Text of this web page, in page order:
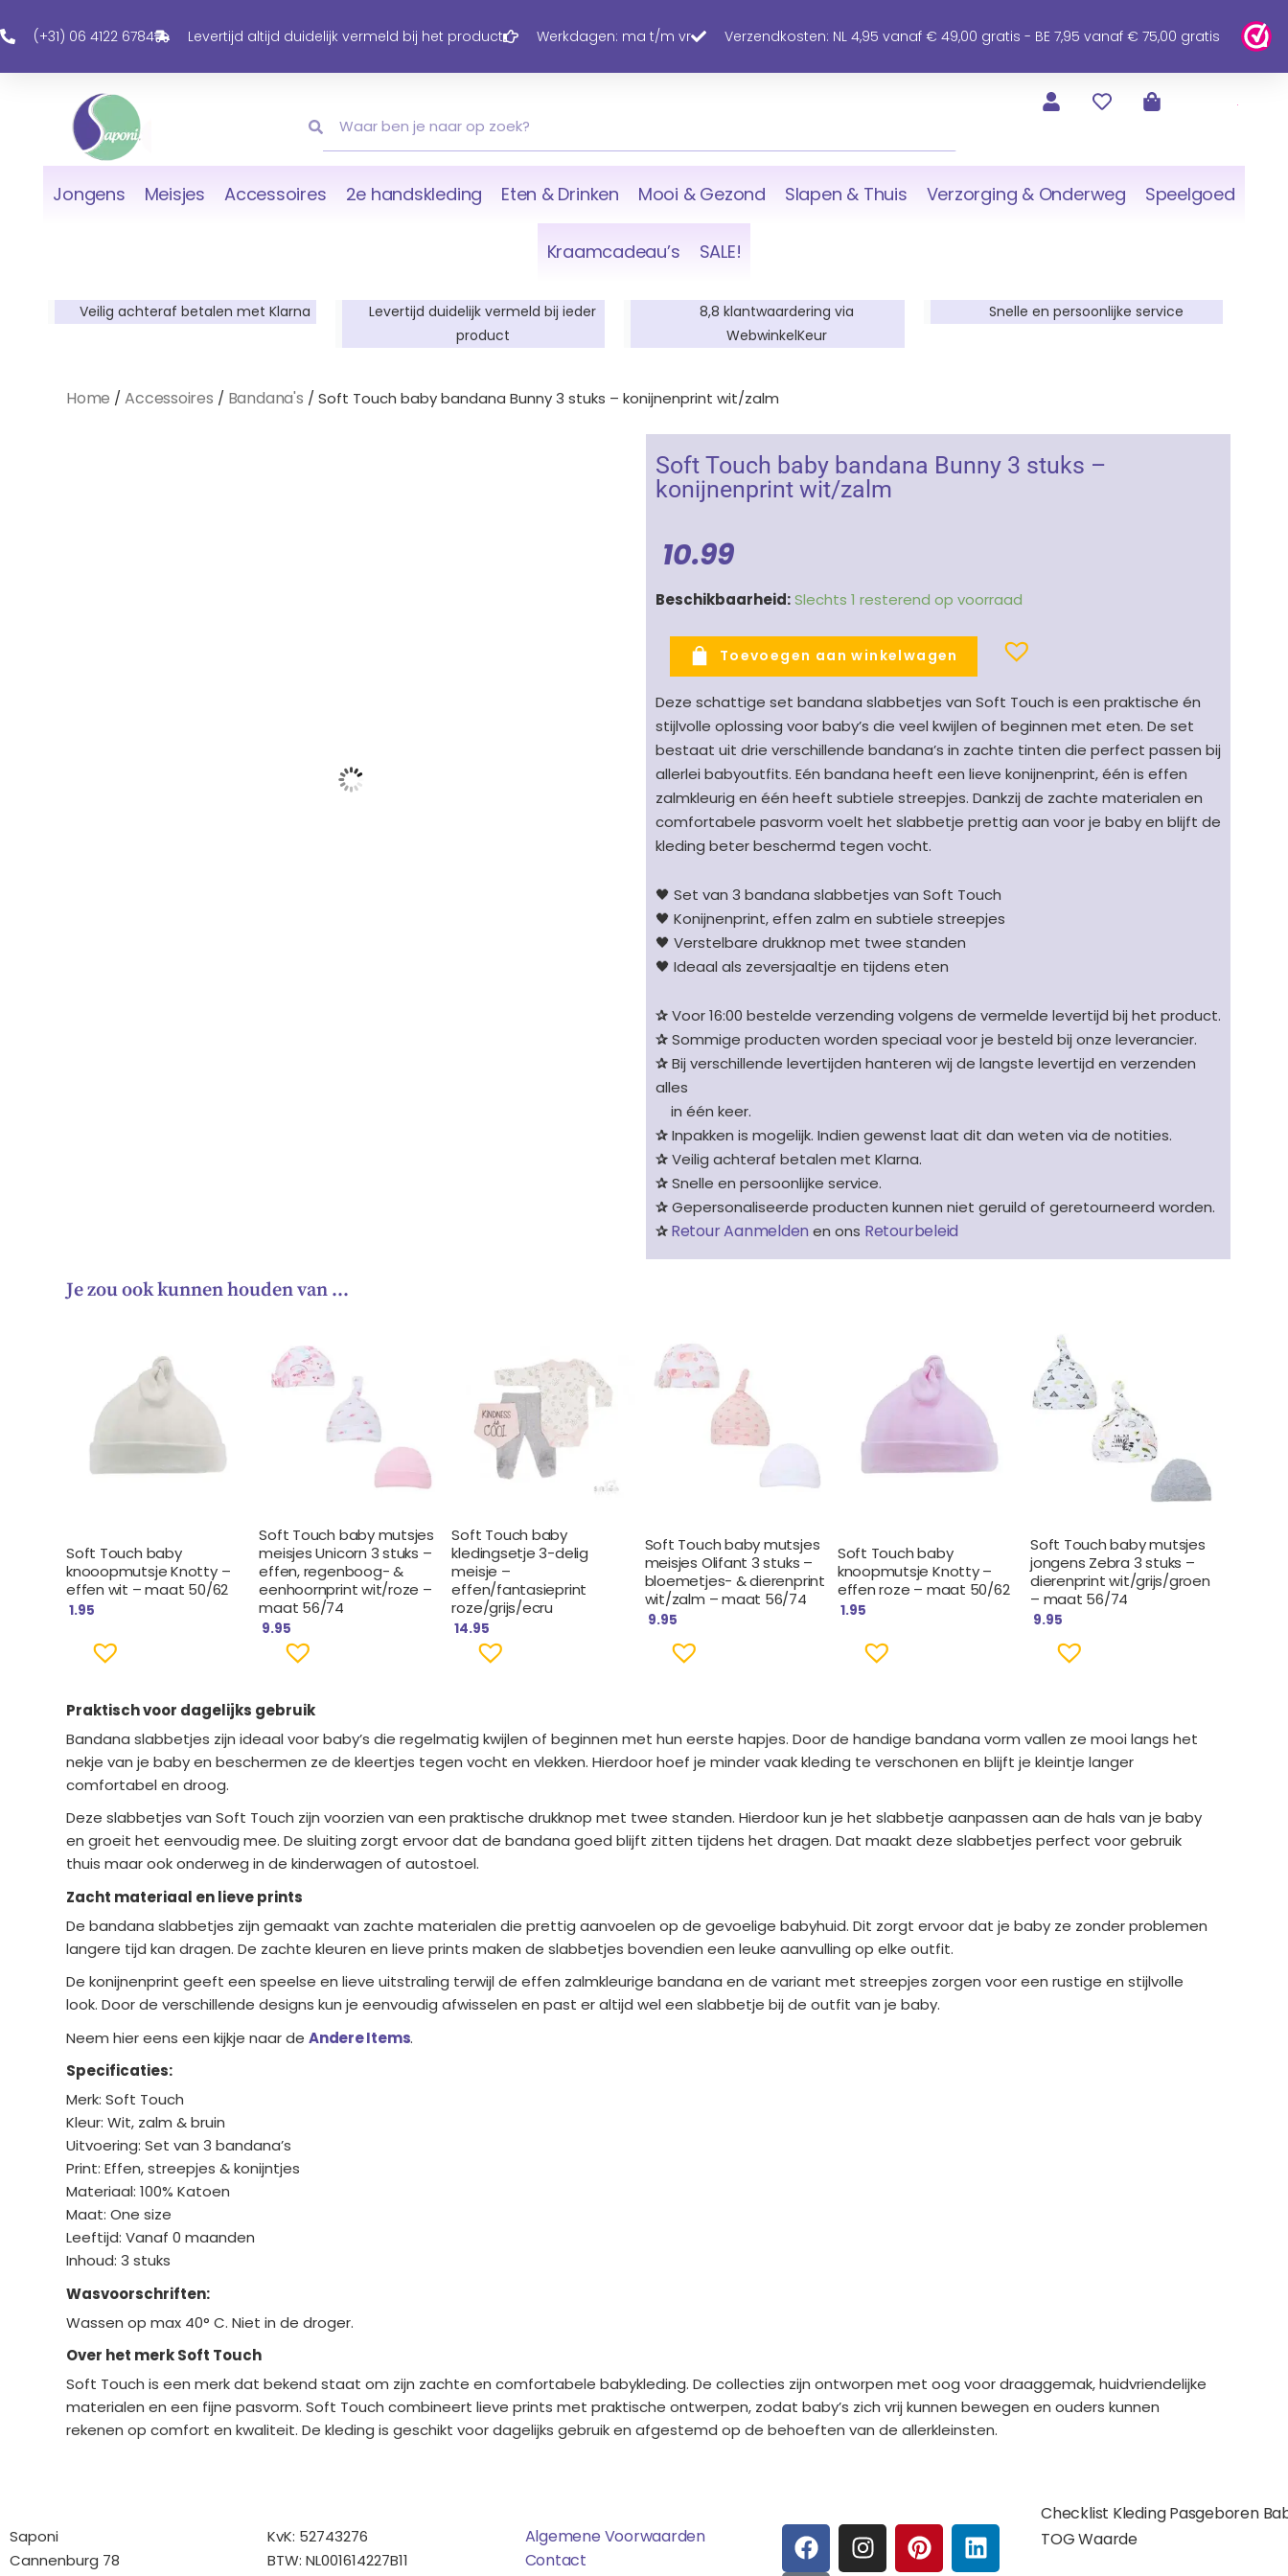
Naar
Inhoud
(+31) 06 4122 6784 Levertijd altijd duidelijk vermeld bij het product Werkdagen: ma t/m vr Verzendkosten: NL 4,95 vanaf € 49,00 gratis - BE 7,95 vanaf € 75,00 gratis
Jongens Meisjes Accessoires 2e handskleding Eten & Drinken Mooi & Gezond Slapen & Thuis Verzorging & Onderweg Speelgoed
Kraamcadeau’s SALE!
Veilig achteraf betalen met Klarna
Levertijd duidelijk vermeld bij ieder
product
8,8 klantwaardering via
WebwinkelKeur
Snelle en persoonlijke service
Home /Accessoires / Bandana's / Soft Touch baby bandana Bunny 3 stuks – konijnenprint wit/zalm
Soft Touch baby bandana Bunny 3 stuks –
konijnenprint wit/zalm
10.99
Beschikbaarheid:Slechts 1 resterend op voorraad
Soft
bandana
Bunny
stuks
konijnenprint
wit/zalm
aantal
Toevoegen aan winkelwagen
Deze schattige set bandana slabbetjes van Soft Touch is een praktische én
stijlvolle oplossing voor baby’s die veel kwijlen of beginnen met eten. De set
bestaat uit drie verschillende bandana’s in zachte tinten die perfect passen bij
allerlei babyoutfits. Eén bandana heeft een lieve konijnenprint, één is effen
zalmkleurig en één heeft subtiele streepjes. Dankzij de zachte materialen en
comfortabele pasvorm voelt het slabbetje prettig aan voor je baby en blijft de
kleding beter beschermd tegen vocht.
🖤 Set van 3 bandana slabbetjes van Soft Touch
🖤 Konijnenprint, effen zalm en subtiele streepjes
🖤 Verstelbare drukknop met twee standen
🖤 Ideaal als zeversjaaltje en tijdens eten
✰Voor 16:00 bestelde verzending volgens de vermelde levertijd bij het product.
✰Sommige producten worden speciaal voor je besteld bij onze leverancier.
✰Bij verschillende levertijden hanteren wij de langste levertijd en verzenden
alles
in één keer.
✰Inpakken is mogelijk. Indien gewenst laat dit dan weten via de notities.
✰Veilig achteraf betalen met Klarna.
✰Snelle en persoonlijke service.
✰Gepersonaliseerde producten kunnen niet geruild of geretourneerd worden.
✰Retour Aanmelden en ons Retourbeleid
Je zou ook kunnen houden van …
Soft Touch baby
knooopmutsje Knotty –
effen wit – maat 50/62
1.95
Soft Touch baby mutsjes
meisjes Unicorn 3 stuks –
effen, regenboog- &
eenhoornprint wit/roze –
maat 56/74
9.95
Soft Touch baby
kledingsetje 3-delig
meisje –
effen/fantasieprint
roze/grijs/ecru
14.95
Soft Touch baby mutsjes
meisjes Olifant 3 stuks –
bloemetjes- & dierenprint
wit/zalm – maat 56/74
9.95
Soft Touch baby
knoopmutsje Knotty –
effen roze – maat 50/62
1.95
Soft Touch baby mutsjes
jongens Zebra 3 stuks –
dierenprint wit/grijs/groen
– maat 56/74
9.95
Praktisch voor dagelijks gebruik
Bandana slabbetjes zijn ideaal voor baby’s die regelmatig kwijlen of beginnen met hun eerste hapjes. Door de handige bandana vorm vallen ze mooi langs het
nekje van je baby en beschermen ze de kleertjes tegen vocht en vlekken. Hierdoor hoef je minder vaak kleding te verschonen en blijft je kleintje langer
comfortabel en droog.
Deze slabbetjes van Soft Touch zijn voorzien van een praktische drukknop met twee standen. Hierdoor kun je het slabbetje aanpassen aan de hals van je baby
en groeit het eenvoudig mee. De sluiting zorgt ervoor dat de bandana goed blijft zitten tijdens het dragen. Dat maakt deze slabbetjes perfect voor gebruik
thuis maar ook onderweg in de kinderwagen of autostoel.
Zacht materiaal en lieve prints
De bandana slabbetjes zijn gemaakt van zachte materialen die prettig aanvoelen op de gevoelige babyhuid. Dit zorgt ervoor dat je baby ze zonder problemen
langere tijd kan dragen. De zachte kleuren en lieve prints maken de slabbetjes bovendien een leuke aanvulling op elke outfit.
De konijnenprint geeft een speelse en lieve uitstraling terwijl de effen zalmkleurige bandana en de variant met streepjes zorgen voor een rustige en stijlvolle
look. Door de verschillende designs kun je eenvoudig afwisselen en past er altijd wel een slabbetje bij de outfit van je baby.
Neem hier eens een kijkje naar deAndere Items.
Specificaties:
Merk: Soft Touch
Kleur: Wit, zalm & bruin
Uitvoering: Set van 3 bandana’s
Print: Effen, streepjes & konijntjes
Materiaal: 100% Katoen
Maat: One size
Leeftijd: Vanaf 0 maanden
Inhoud: 3 stuks
Wasvoorschriften:
Wassen op max 40° C. Niet in de droger.
Over het merk Soft Touch
Soft Touch is een merk dat bekend staat om zijn zachte en comfortabele babykleding. De collecties zijn ontworpen met oog voor draaggemak, huidvriendelijke
materialen en een fijne pasvorm. Soft Touch combineert lieve prints met praktische ontwerpen, zodat baby’s zich vrij kunnen bewegen en ouders kunnen
rekenen op comfort en kwaliteit. De kleding is geschikt voor dagelijks gebruik en afgestemd op de behoeften van de allerkleinsten.
Saponi
Cannenburg 78
KvK: 52743276
BTW: NL001614227B11
Algemene Voorwaarden
Contact
F
A
I
N
P
I
L
I
T
I
Checklist Kleding Pasgeboren
TOG Waarde